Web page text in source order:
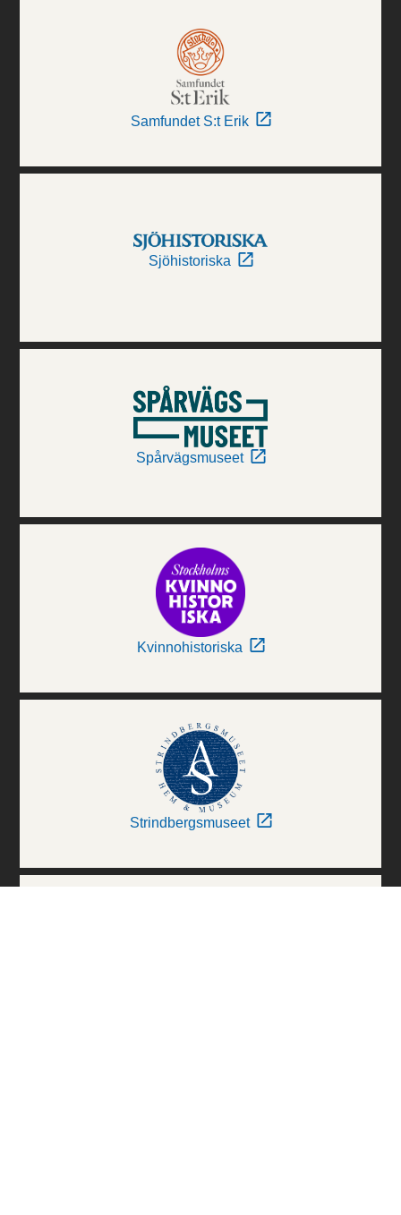
Samfundet S:t Erik
Sjöhistoriska
Spårvägsmuseet
Kvinnohistoriska
Strindbergsmuseet